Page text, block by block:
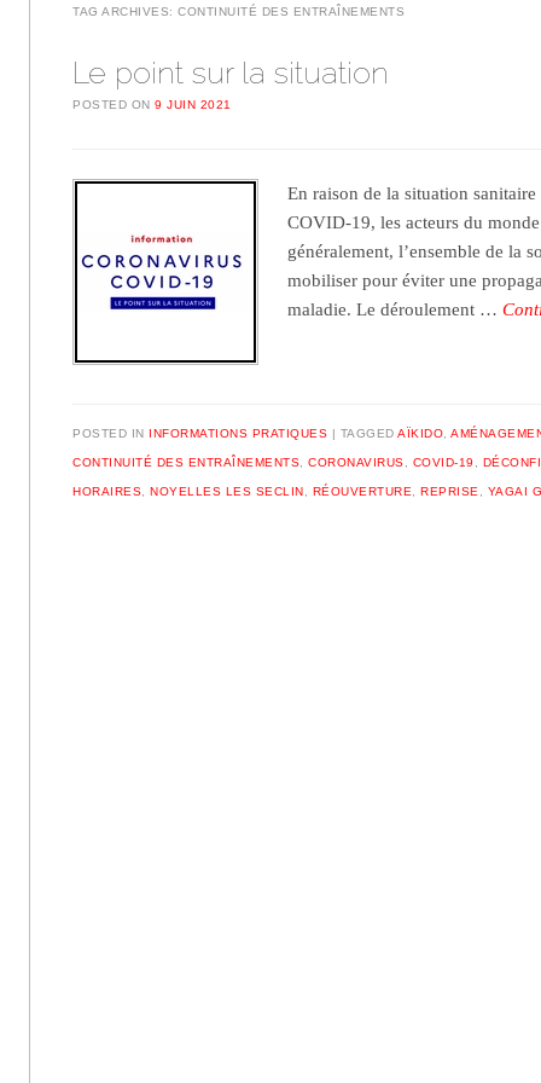
TAG ARCHIVES:CONTINUITÉ DES ENTRAÎNEMENTS
Le point sur la situation
POSTED ON9 JUIN 2021
En raison de la situation sanitaire
COVID-19, les acteurs du
généralement, l’ensemble de la
mobiliser pour éviter une
maladie. Le déroulement …
POSTED IN INFORMATIONS PRATIQUES TAGGEDAÏKIDO ,
CONTINUITÉ DES ENTRAÎNEMENTS ,CORONAVIRUS COVID-19
HORAIRES ,NOYELLES LES SECLIN RÉOUVERTURE ,REPRISE YAGAI